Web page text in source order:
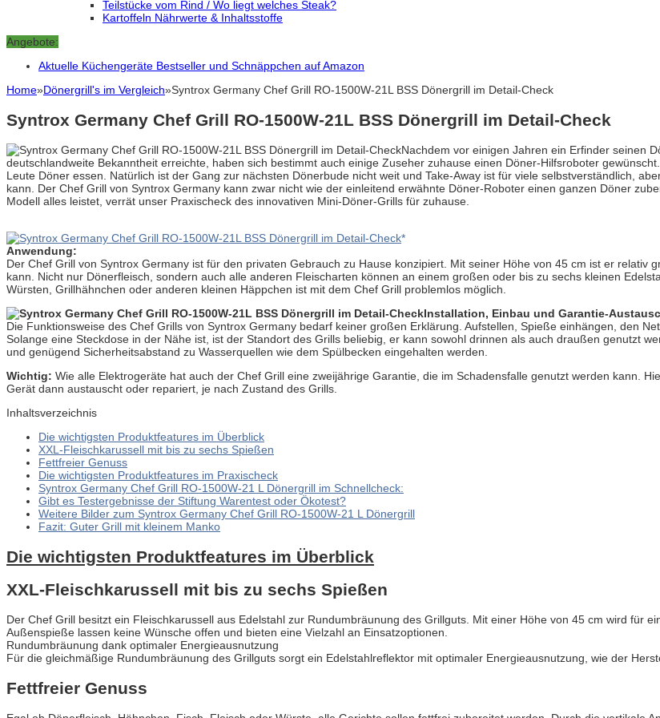
Teilstücke vom Rind / Wo liegt welches Steak?
Kartoffeln Nährwerte & Inhaltsstoffe
Angebote:
Aktuelle Küchengeräte Bestseller und Schnäppchen auf Amazon
Home»Dönergrill's im Vergleich»Syntrox Germany Chef Grill RO-1500W-21L BSS Dönergrill im Detail-Check
Syntrox Germany Chef Grill RO-1500W-21L BSS Dönergrill im Detail-Check
Nachdem vor einigen Jahren ein Erfinder seinen
deutschlandweite Bekanntheit erreichte, haben sich bestimmt auch einige Zuseher zuhause einen Döner-Hilfsroboter
Leute Döner essen. Natürlich ist der Gang zur nächsten Dönerbude nicht weit und Take-Away ist für viele selbstverständlich,
kann. Der Chef Grill von Syntrox Germany kann zwar nicht wie der einleitend erwähnte Döner-Roboter einen ganzen Döner
Modell alles leistet, verrät unser Praxischeck des innovativen Mini-Döner-Grills für zuhause.
Anwendung:
Der Chef Grill von Syntrox Germany ist für den privaten Gebrauch zu Hause konzipiert. Mit seiner Höhe von 45 cm ist er
kann. Nicht nur Dönerfleisch, sondern auch alle anderen Fleischarten können an einem großen oder bis zu sechs kleinen
Würsten, Grillhähnchen oder anderen kleinen Häppchen ist mit dem Chef Grill problemlos möglich.
Installation, Einbau und Garantie-
Die Funktionsweise des Chef Grills von Syntrox Germany bedarf keiner großen Erklärung. Aufstellen, Spieße einhängen, den
Solange eine Steckdose in der Nähe ist, ist der Standort des Grills beliebig, er kann sowohl drinnen als auch draußen genutzt
und genügend Sicherheitsabstand zu Wasserquellen wie dem Spülbecken eingehalten werden.
Wichtig: Wie alle Elektrogeräte hat auch der Chef Grill eine zweijährige Garantie, die im Schadensfalle genutzt werden kann.
Gerät dann austauscht oder repariert, je nach Zustand des Grills.
Inhaltsverzeichnis
Die wichtigsten Produktfeatures im Überblick
XXL-Fleischkarussell mit bis zu sechs Spießen
Fettfreier Genuss
Die wichtigsten Produktfeatures im Praxischeck
Syntrox Germany Chef Grill RO-1500W-21 L Dönergrill im Schnellcheck:
Gibt es Testergebnisse der Stiftung Warentest oder Ökotest?
Weitere Bilder zum Syntrox Germany Chef Grill RO-1500W-21 L Dönergrill
Fazit: Guter Grill mit kleinem Manko
Die wichtigsten Produktfeatures im Überblick
XXL-Fleischkarussell mit bis zu sechs Spießen
Der Chef Grill besitzt ein Fleischkarussell aus Edelstahl zur Rundumbräunung des Grillguts. Mit einer Höhe von 45 cm wird für
Außenspieße lassen keine Wünsche offen und bieten eine Vielzahl an Einsatzoptionen.
Rundumbräunung dank optimaler Energieausnutzung
Für die gleichmäßige Rundumbräunung des Grillguts sorgt ein Edelstahlreflektor mit optimaler Energieausnutzung, wie der
Fettfreier Genuss